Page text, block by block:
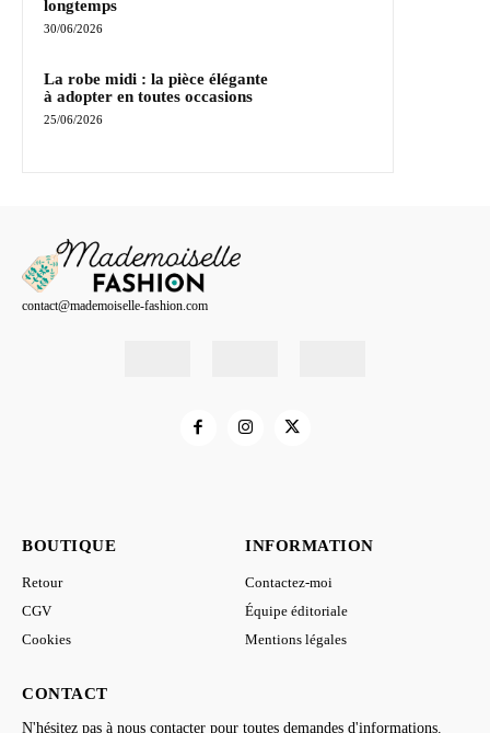
longtemps
30/06/2026
La robe midi : la pièce élégante
à adopter en toutes occasions
25/06/2026
contact@mademoiselle-fashion.com
BOUTIQUE
Retour
CGV
Cookies
INFORMATION
Contactez-moi
Équipe éditoriale
Mentions légales
CONTACT
N'hésitez pas à nous contacter pour toutes demandes d'informations.